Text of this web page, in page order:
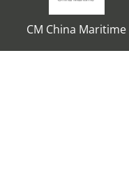
CM China Maritime